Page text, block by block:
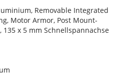
Removable Integrated
Motor Armor, Post Mount-
x 5 mm Schnellspannachse